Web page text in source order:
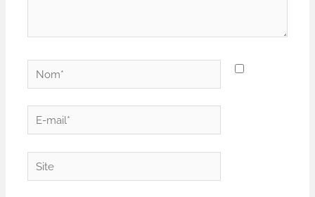
Nom*
E-
mail*
Site